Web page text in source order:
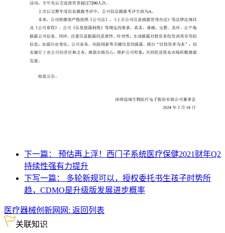
下一篇： 预估再上浮！西门子系统医疗保健2021财年Q2
持续性强有力提升
下写一篇： 多轮新规可以，授权委托书生孩子时势所
趋，CDMO是升级版发展进步概率
医疗器械创新网网: 返回列表
关联知识